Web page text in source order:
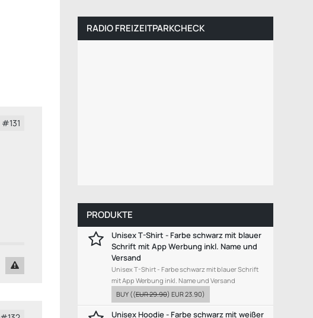
#131
RADIO FREIZEITPARKCHECK
PRODUKTE
Unisex T-Shirt - Farbe schwarz mit blauer
Schrift mit App Werbung inkl. Name und
Versand
Unisex T-Shirt - Farbe schwarz mit blauer Schrift
mit App Werbung inkl. Name und Versand
BUY ((EUR 29.90) EUR 23.90)
Unisex Hoodie - Farbe schwarz mit weißer